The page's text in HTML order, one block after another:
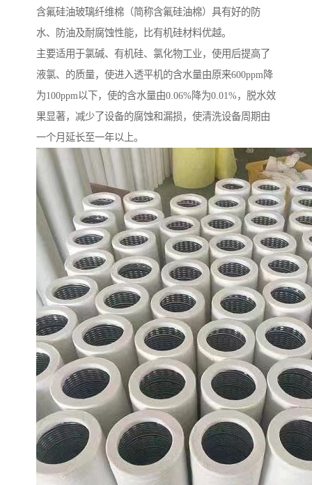
含氟硅油玻璃纤维棉（简称含氟硅油棉）具有好的防
水、防油及耐腐蚀性能，比有机硅材料优越。
主要适用于氯碱、有机硅、氯化物工业，使用后提高了
液氯、的质量，使进入透平机的含水量由原来600ppm降
为100ppm以下，使的含水量由0.06%降为0.01%，脱水效
果显著，减少了设备的腐蚀和漏损，使清洗设备周期由
一个月延长至一年以上。